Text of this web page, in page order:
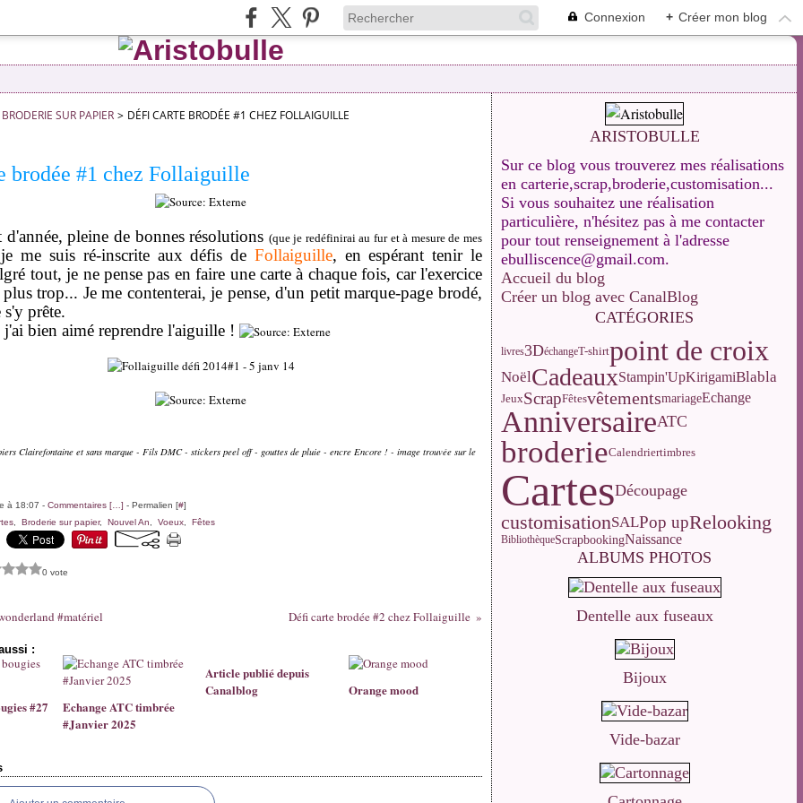
Connexion + Créer mon blog
BRODERIE SUR PAPIER > DÉFI CARTE BRODÉE #1 CHEZ FOLLAIGUILLE
brodée #1 chez Follaiguille
d'année, pleine de bonnes résolutions (que je redéfinirai au fur et à mesure de mes
me suis ré-inscrite aux défis de Follaiguille, en espérant tenir le
tout, je ne pense pas en faire une carte à chaque fois, car l'exercice
trop... Je me contenterai, je pense, d'un petit marque-page brodé,
prête.
j'ai bien aimé reprendre l'aiguille !
Clairefontaine et sans marque - Fils DMC - stickers peel off - gouttes de pluie - encre Encore ! - image trouvée sur le
à 18:07 - Commentaires [ ] - Permalien [#]
Broderie sur papier, Nouvel An Voeux Fêtes
0 vote
#matériel Défi carte brodée #2 chez Follaiguille
:
#27
Echange ATC timbrée
#Janvier 2025
Article publié depuis
Canalblog
Orange mood
ARISTOBULLE
Sur ce blog vous trouverez mes réalisations
en carterie,scrap,broderie,customisation...
Si vous souhaitez une réalisation
particulière, n'hésitez pas à me contacter
pour tout renseignement à l'adresse
ebulliscence@gmail.com.
Accueil du blog
Créer un blog avec CanalBlog
CATÉGORIES
livres3DéchangeT-shirtpoint de croix
NoëlCadeauxStampin'UpKirigamiBlabla
JeuxScrapFêtesvêtementsmariageEchange
AnniversaireATC
broderieCalendriertimbres
CartesDécoupage
customisationSALPop upRelooking
BibliothèqueScrapbookingNaissance
ALBUMS PHOTOS
Dentelle aux fuseaux
Bijoux
Vide-bazar